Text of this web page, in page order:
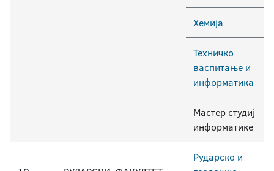
Хемија
Техничко
васпитање и
информатика
Мастер студиј
информатике
Рударско и